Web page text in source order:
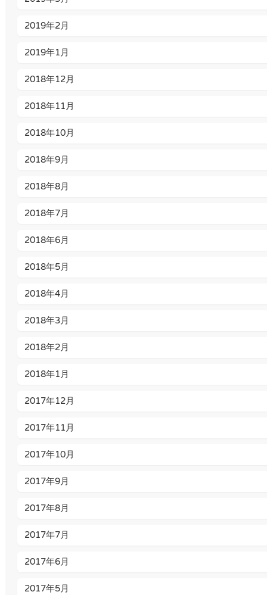
2019年2月
2019年1月
2018年12月
2018年11月
2018年10月
2018年9月
2018年8月
2018年7月
2018年6月
2018年5月
2018年4月
2018年3月
2018年2月
2018年1月
2017年12月
2017年11月
2017年10月
2017年9月
2017年8月
2017年7月
2017年6月
2017年5月